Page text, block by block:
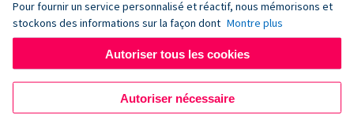
Pour fournir un service personnalisé et réactif, nous mémorisons et
stockons des informations sur la façon dont Montre plus
Autoriser tous les cookies
Autoriser nécessaire